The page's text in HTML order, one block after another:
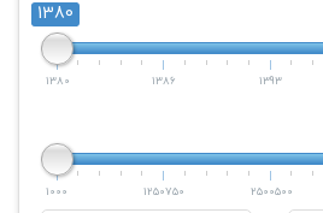
1380
1380 1386 1393
1000 1250750 2500500